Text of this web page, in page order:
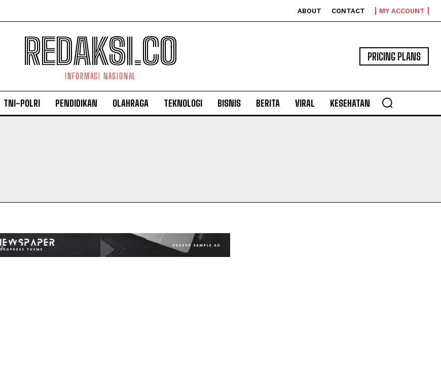
ABOUT CONTACT MY ACCOUNT
REDAKSI.CO
INFORMASI NASIONAL
PRICING PLANS
TNI-POLRI PENDIDIKAN OLAHRAGA TEKNOLOGI BISNIS BERITA VIRAL KESEHATAN